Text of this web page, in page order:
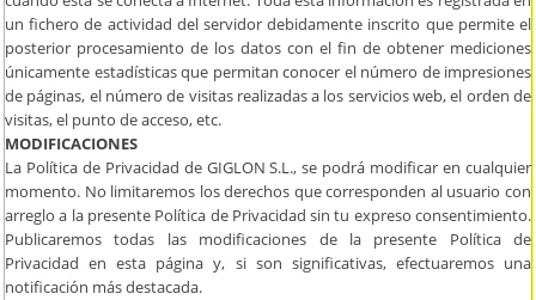
un fichero de actividad del servidor debidamente inscrito que permite el
posterior procesamiento de los datos con el fin de obtener mediciones
únicamente estadísticas que permitan conocer el número de impresiones
de páginas, el número de visitas realizadas a los servicios web, el orden de
visitas, el punto de acceso, etc.
MODIFICACIONES
La Política de Privacidad de GIGLON S.L., se podrá modificar en cualquier
momento. No limitaremos los derechos que corresponden al usuario con
arreglo a la presente Política de Privacidad sin tu expreso consentimiento.
Publicaremos todas las modificaciones de la presente Política de
Privacidad en esta página y, si son significativas, efectuaremos una
notificación más destacada.